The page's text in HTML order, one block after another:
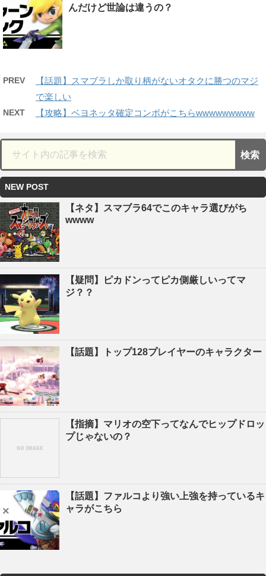
んだけど世論は違うの？
PREV
【話題】スマブラしか取り柄がないオタクに勝つのマジ
で楽しい
NEXT 【攻略】ベヨネッタ確定コンボがこちらwwwwwwwww
NEW POST
【ネタ】スマブラ64でこのキャラ選びがち
wwww
【疑問】ピカドンってピカ側厳しいってマ
ジ？？
【話題】トップ128プレイヤーのキャラクター
【指摘】マリオの空下ってなんでヒップドロッ
プじゃないの？
【話題】ファルコより強い上強を持っているキ
ャラがこちら
×